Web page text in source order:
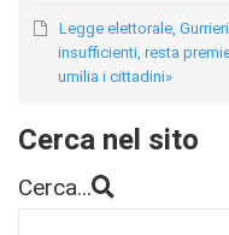
Legge elettorale,
insufficienti, resta
umilia i cittadini»
Cerca nel sito
Cerca...